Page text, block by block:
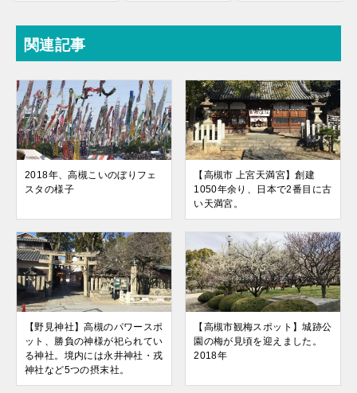
関連記事
2018年、高槻こいのぼりフェ
スタの様子
【高槻市 上宮天満宮】創建
1050年余り、日本で2番目に古
い天満宮。
【野見神社】高槻のパワースポ
ット、勝負の神様が祀られてい
る神社。境内には永井神社・戎
神社など5つの摂末社。
【高槻市観梅スポット】城跡公
園の梅が見頃を迎えました。
2018年